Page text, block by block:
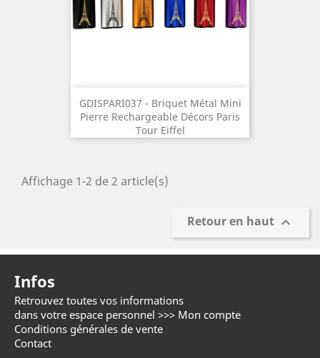
GDISPARI037 - Briquet Métal Mini
Pierre Rechargeable Décors Paris
Tour Eiffel
Affichage 1-2 de 2 article(s)
Retour en haut 
Infos
Retrouvez toutes vos informations
dans votre espace personnel >>> Mon compte
Conditions générales de vente
Contact